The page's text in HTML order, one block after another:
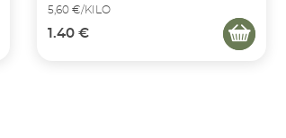
5,60 €/KILO
1.40 €